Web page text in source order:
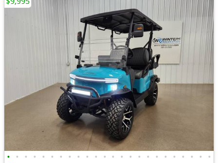
• • • • • • • • • • • • • • • • • • • • • • • •